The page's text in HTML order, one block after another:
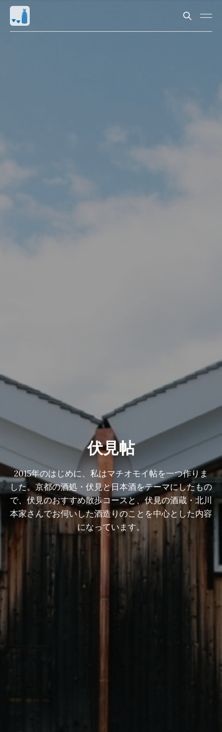
伏見帖
2015年のはじめに、私はマチオモイ帖を一つ作りま
した。京都の酒処・伏見と日本酒をテーマにしたもの
で、伏見のおすすめ散歩コースと、伏見の酒蔵・北川
本家さんでお伺いした酒造りのことを中心とした内容
になっています。